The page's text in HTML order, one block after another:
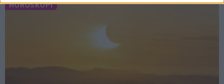
HOROSKOPI